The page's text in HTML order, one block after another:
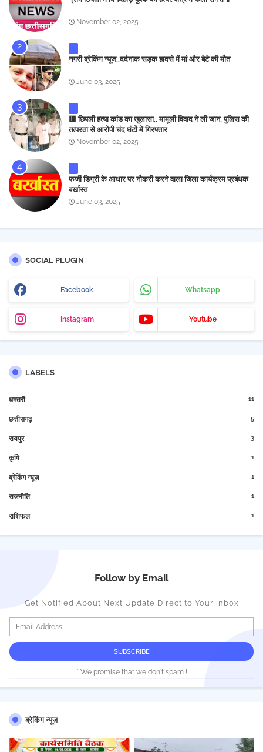
November 02, 2025
नगरी ब्रेकिंग न्यूज..दर्दनाक सड़क हादसे में मां और बेटे की मौत
June 03, 2025
🟥 छिपली हत्या कांड का खुलासा.. मामूली विवाद ने ली जान, पुलिस की
तत्परता से आरोपी चंद घंटों में गिरफ्तार
November 02, 2025
फर्जी डिग्री के आधार पर नौकरी करने वाला जिला कार्यक्रम प्रबंधक
बर्खास्त
June 03, 2025
SOCIAL PLUGIN
Facebook Whatsapp
Instagram Youtube
LABELS
धमतरी 11
छत्तीसगढ़ 5
रायपुर 3
कृषि 1
ब्रेकिंग न्यूज़ 1
राजनीति 1
राशिफल 1
Follow by Email
Get Notified About Next Update Direct to Your inbox
* We promise that we don't spam !
ब्रेकिंग न्यूज़